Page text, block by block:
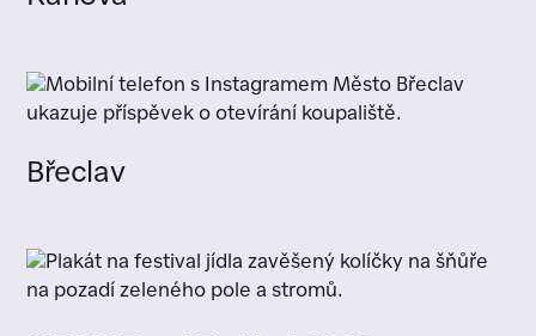
Břeclav